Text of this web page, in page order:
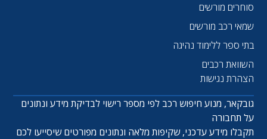
סוחרים מורשים
שמאי רכב מורשים
בתי ספר ללימוד נהיגה
השוואת רכבים
הצהרת נגישות
גובקאר, מנוע חיפוש רכב לפי מספר רישוי לבדיקת מידע ונתונים
על תחבורה
תקבלו מידע עדכני, שקיפות מלאה ונתונים מפורטים שיסייעו לכם